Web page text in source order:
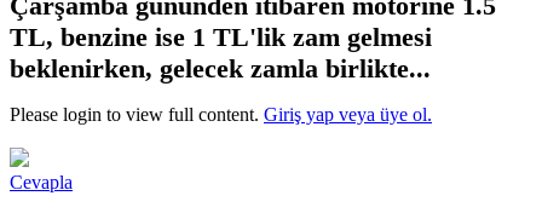
TL, benzine ise 1 TL'lik zam gelmesi
beklenirken, gelecek zamla birlikte...
Please login to view full content. Giriş yap veya üye ol.
Cevapla